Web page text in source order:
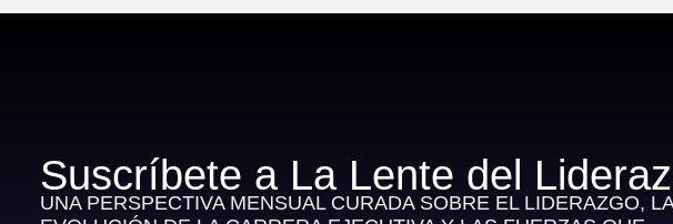
Suscríbete a La Lente del
UNA PERSPECTIVA MENSUAL CURADA SOBRE EL LIDERAZGO, LA